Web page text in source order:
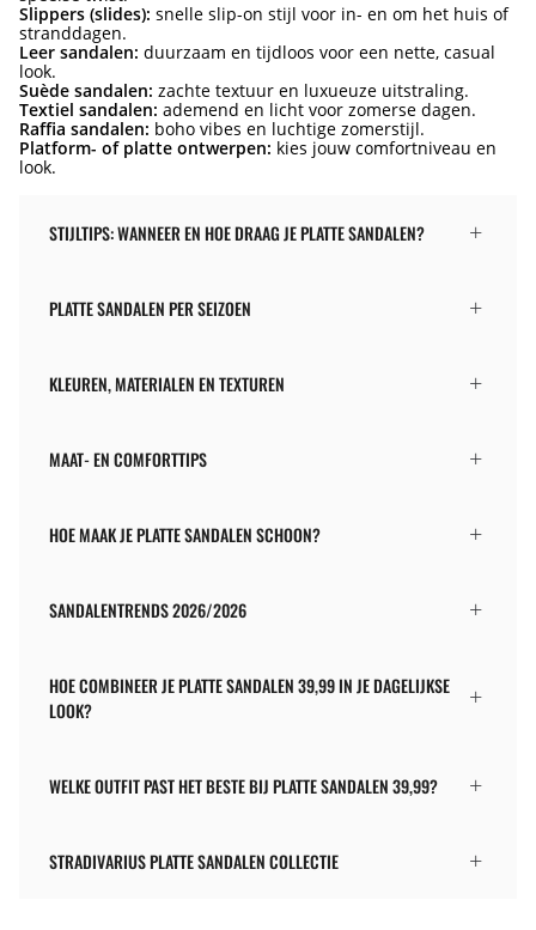
Slippers (slides): snelle slip-on stijl voor in- en om het huis of
stranddagen.
Leer sandalen: duurzaam en tijdloos voor een nette, casual
look.
Suède sandalen: zachte textuur en luxueuze uitstraling.
Textiel sandalen: ademend en licht voor zomerse dagen.
Raffia sandalen: boho vibes en luchtige zomerstijl.
Platform- of platte ontwerpen: kies jouw comfortniveau en
look.
STIJLTIPS: WANNEER EN HOE DRAAG JE PLATTE SANDALEN?
PLATTE SANDALEN PER SEIZOEN
KLEUREN, MATERIALEN EN TEXTUREN
MAAT- EN COMFORTTIPS
HOE MAAK JE PLATTE SANDALEN SCHOON?
SANDALENTRENDS 2026/2026
HOE COMBINEER JE PLATTE SANDALEN 39,99 IN JE DAGELIJKSE
LOOK?
WELKE OUTFIT PAST HET BESTE BIJ PLATTE SANDALEN 39,99?
STRADIVARIUS PLATTE SANDALEN COLLECTIE